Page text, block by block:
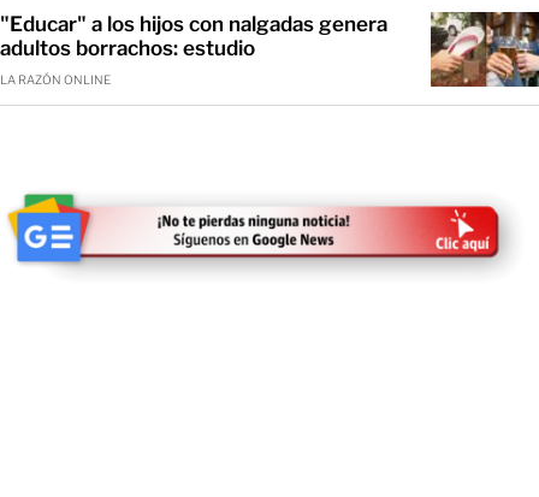
"Educar" a los hijos con nalgadas genera
adultos borrachos: estudio
LA RAZÓN ONLINE